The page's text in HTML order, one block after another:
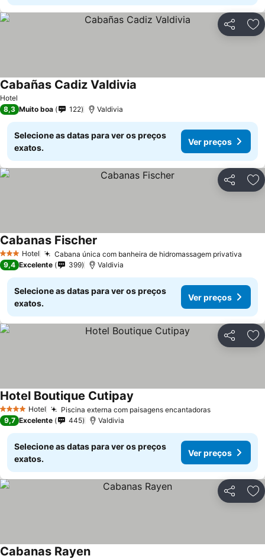
Partilhar
Hotel
Cabañas Cadiz Valdivia
8,3 Muito boa 122 Valdivia
Selecione as datas para ver os preços
exatos.
Ver preços
Partilhar
3 EstrelasHotel Cabana única com banheira de hidromassagem privativa
Cabanas Fischer
9,4 Excelente 399 Valdivia
Selecione as datas para ver os preços
exatos.
Ver preços
Partilhar
4 EstrelasHotel Piscina externa com paisagens encantadoras
Hotel Boutique Cutipay
9,7 Excelente 445 Valdivia
Selecione as datas para ver os preços
exatos.
Ver preços
Partilhar
Cabanas Rayen